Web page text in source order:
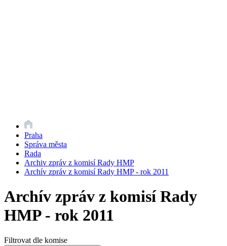
Praha
Správa města
Rada
Archiv zpráv z komisí Rady HMP
Archív zpráv z komisí Rady HMP - rok 2011
Archív zpráv z komisí Rady
HMP - rok 2011
Filtrovat dle komise